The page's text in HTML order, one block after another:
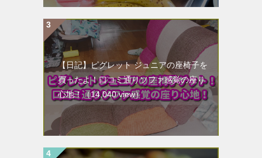
【日記】ピグレット ジュニアの座椅子を
買ったよ！口コミ通りソファ感覚の座り
心地！（14,040 view）